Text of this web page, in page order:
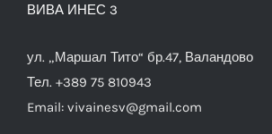
ВИВА ИНЕС 3
ул. „Маршал Тито“ бр.47, Валандово
Тел. +389 75 810943
Email: vivainesv@gmail.com